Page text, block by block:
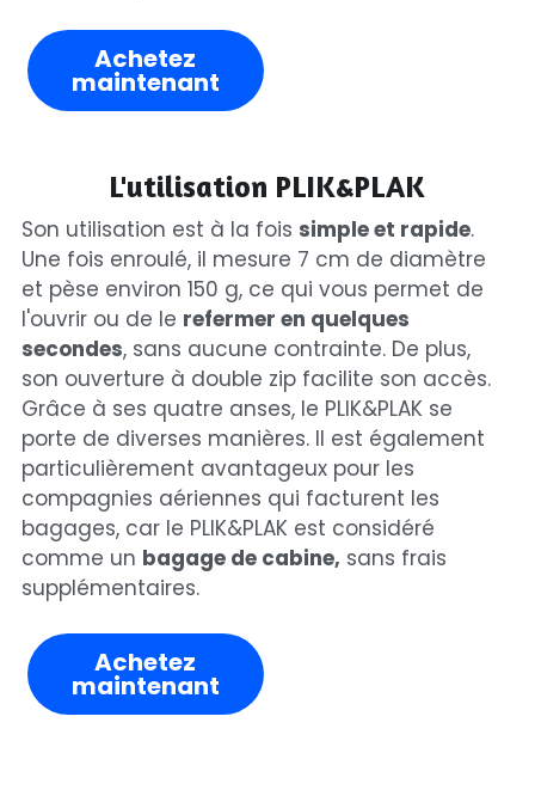
Achetez
maintenant
L'utilisation PLIK&PLAK
Son utilisation est à la fois simple et rapide.
Une fois enroulé, il mesure 7 cm de diamètre
et pèse environ 150 g, ce qui vous permet de
l'ouvrir ou de le refermer en quelques
secondes, sans aucune contrainte. De plus,
son ouverture à double zip facilite son accès.
Grâce à ses quatre anses, le PLIK&PLAK se
porte de diverses manières. Il est également
particulièrement avantageux pour les
compagnies aériennes qui facturent les
bagages, car le PLIK&PLAK est considéré
comme un bagage de cabine, sans frais
supplémentaires.
Achetez
maintenant